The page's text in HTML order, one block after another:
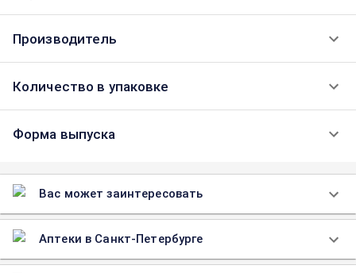
Производитель
Количество в упаковке
Форма выпуска
Вас может заинтересовать
Аптеки в Санкт-Петербурге